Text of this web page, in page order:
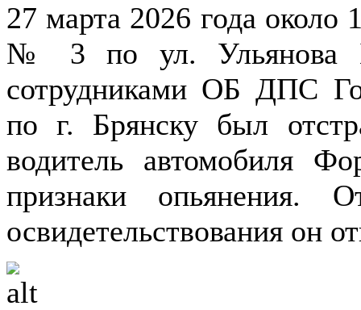
27 марта 2026 года около
№ 3 по ул. Ульянова
сотрудниками ОБ ДПС
по г. Брянску был
водитель автомобиля
признаки опьянения.
освидетельствования он